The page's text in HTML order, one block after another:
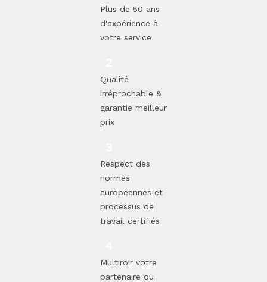
Plus de 50 ans
d'expérience à
votre service
Qualité
irréprochable &
garantie meilleur
prix
Respect des
normes
européennes et
processus de
travail certifiés
Multiroir votre
partenaire où